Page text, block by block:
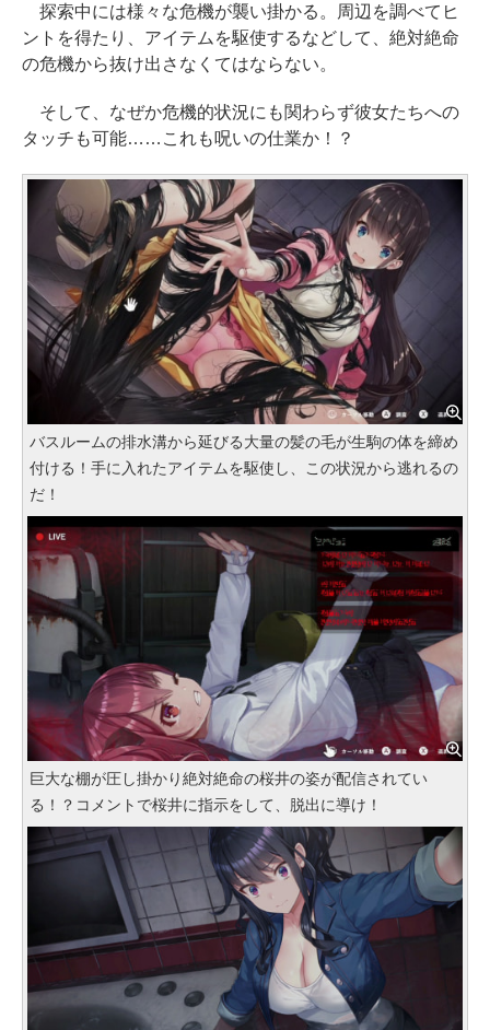
探索中には様々な危機が襲い掛かる。周辺を調べてヒ
ントを得たり、アイテムを駆使するなどして、絶対絶命
の危機から抜け出さなくてはならない。
そして、なぜか危機的状況にも関わらず彼女たちへの
タッチも可能……これも呪いの仕業か！？
バスルームの排水溝から延びる大量の髪の毛が生駒の体を締め
付ける！手に入れたアイテムを駆使し、この状況から逃れるの
だ！
巨大な棚が圧し掛かり絶対絶命の桜井の姿が配信されてい
る！？コメントで桜井に指示をして、脱出に導け！